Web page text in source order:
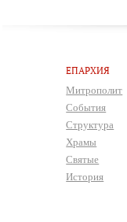
ЕПАРХИЯ
Митрополит
События
Структура
Храмы
Святые
История